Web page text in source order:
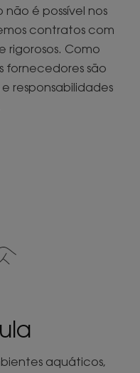
é possível nos
contratos com
rigorosos. Como
fornecedores são
responsabilidades
aquáticos,